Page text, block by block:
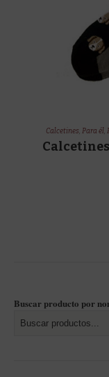
Calcetines, Para él,
Buscar producto por